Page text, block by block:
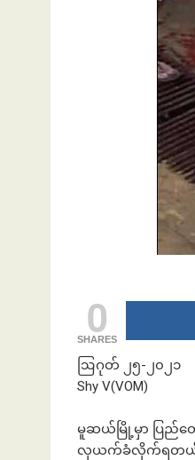
0
SHARES
ဩဂုတ် ၂၅-၂၀၂၁
Shy V(VOM)
မူဆယ်မြို့မှာ ပြည်တ
လုယက်ခံလိုက်ရတယ်လို့